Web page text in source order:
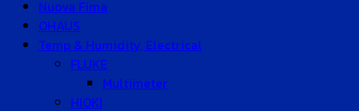
Nuova Fima
OHAUS
Temp & Humidity, Electrical
FLUKE
Multimeter
HIOKI